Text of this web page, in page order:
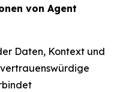
von Agent
Daten, Kontext und